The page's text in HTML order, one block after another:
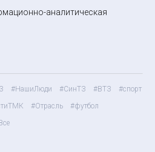
аналитическая
#НашиЛюди #СинТЗ #ВТЗ
#спорт
#Отрасль
#футбол
Все